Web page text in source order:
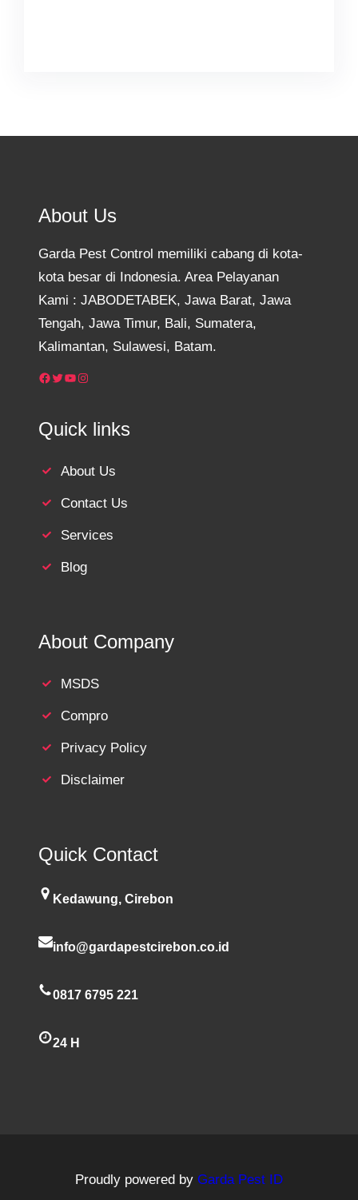
About Us
Garda Pest Control memiliki cabang di kota-
kota besar di Indonesia. Area Pelayanan
Kami : JABODETABEK, Jawa Barat, Jawa
Tengah, Jawa Timur, Bali, Sumatera,
Kalimantan, Sulawesi, Batam.
Facebook Twitter YouTube Instagram
Quick links
About Us
Contact Us
Services
Blog
About Company
MSDS
Compro
Privacy Policy
Disclaimer
Quick Contact
Kedawung, Cirebon
info@gardapestcirebon.co.id
0817 6795 221
24 H
Proudly powered by Garda Pest ID